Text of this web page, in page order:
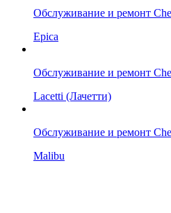
Обслуживание и ремонт
Epica
Обслуживание и ремонт
Lacetti (Лачетти)
Обслуживание и ремонт
Malibu